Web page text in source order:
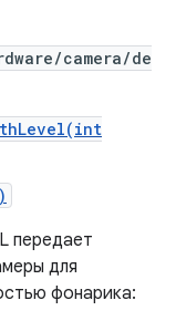
camera/de
передает
для
фонарика: